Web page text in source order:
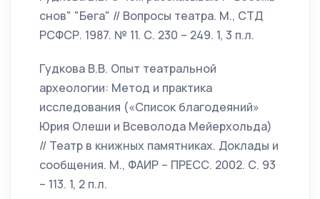
снов" "Бега" // Вопросы театра. М., СТД
РСФСР. 1987. № 11. С. 230 – 249. 1, 3 п.л.
Гудкова В.В. Опыт театральной
археологии: Метод и практика
исследования («Список благодеяний»
Юрия Олеши и Всеволода Мейерхольда)
// Театр в книжных памятниках. Доклады и
сообщения. М., ФАИР – ПРЕСС. 2002. С. 93
– 113. 1, 2 п.л.